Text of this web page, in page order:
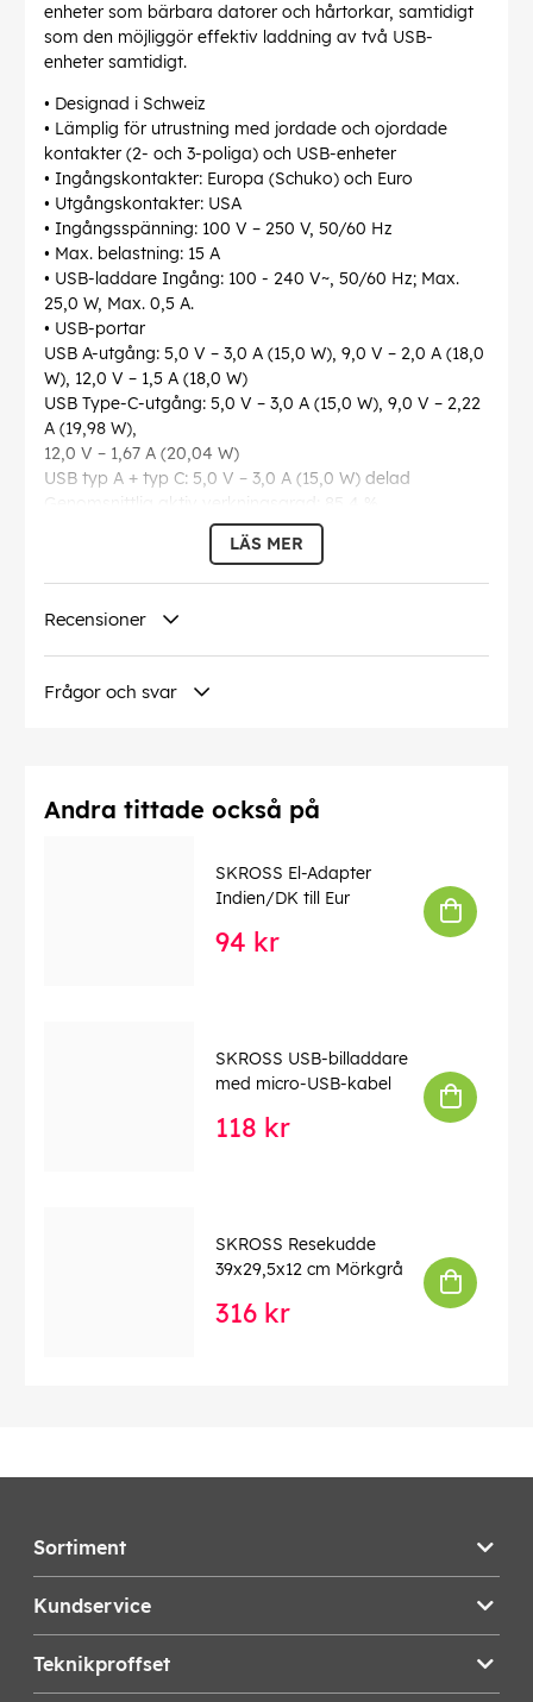
enheter som bärbara datorer och hårtorkar, samtidigt
som den möjliggör effektiv laddning av två USB-
enheter samtidigt.
• Designad i Schweiz
• Lämplig för utrustning med jordade och ojordade
kontakter (2- och 3-poliga) och USB-enheter
• Ingångskontakter: Europa (Schuko) och Euro
• Utgångskontakter: USA
• Ingångsspänning: 100 V – 250 V, 50/60 Hz
• Max. belastning: 15 A
• USB-laddare Ingång: 100 - 240 V~, 50/60 Hz; Max.
25,0 W, Max. 0,5 A.
• USB-portar
USB A-utgång: 5,0 V – 3,0 A (15,0 W), 9,0 V – 2,0 A (18,0
W), 12,0 V – 1,5 A (18,0 W)
USB Type-C-utgång: 5,0 V – 3,0 A (15,0 W), 9,0 V – 2,22
A (19,98 W),
12,0 V – 1,67 A (20,04 W)
USB typ A + typ C: 5,0 V – 3,0 A (15,0 W) delad
Genomsnittlig aktiv verkningsgrad: 85,4 %
Verkningsgrad vid låg belastning (10 %): 79,3 %
Strömförbrukning utan belastning: 0,09 W
• Adapter: 54 x 65 x 76 mm (B x H x D)
OBS:Konverterar inte spänning
LÄS MER
Recensioner
Frågor och svar
Andra tittade också på
SKROSS El-Adapter
Indien/DK till Eur
94 kr
SKROSS USB-billaddare
med micro-USB-kabel
118 kr
SKROSS Resekudde
39x29,5x12 cm Mörkgrå
316 kr
Sortiment
Kundservice
Teknikproffset